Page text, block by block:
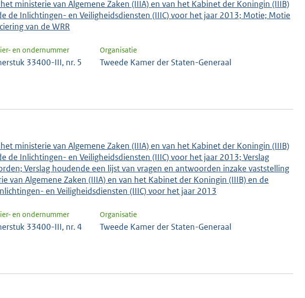
ministerie van Algemene Zaken (IIIA) en van het Kabinet der Koningin (IIIB)
de Inlichtingen- en Veiligheidsdiensten (IIIC) voor het jaar 2013; Motie; Motie
van de WRR
en ondernummer
33400-III, nr. 5
Organisatie
Tweede Kamer der Staten-Generaal
ministerie van Algemene Zaken (IIIA) en van het Kabinet der Koningin (IIIB)
de Inlichtingen- en Veiligheidsdiensten (IIIC) voor het jaar 2013; Verslag
Verslag houdende een lijst van vragen en antwoorden inzake vaststelling
van Algemene Zaken (IIIA) en van het Kabinet der Koningin (IIIB) en de
en Veiligheidsdiensten (IIIC) voor het jaar 2013
en ondernummer
33400-III, nr. 4
Organisatie
Tweede Kamer der Staten-Generaal